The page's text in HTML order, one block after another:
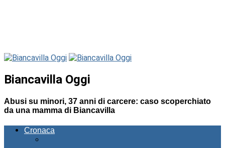
Biancavilla Oggi
Abusi su minori, 37 anni di carcere: caso scoperchiato
da una mamma di Biancavilla
Cronaca